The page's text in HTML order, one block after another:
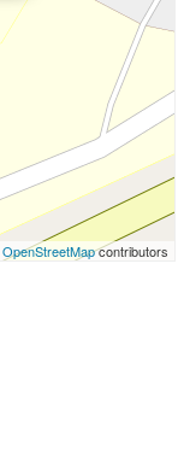
OpenStreetMapcontributors